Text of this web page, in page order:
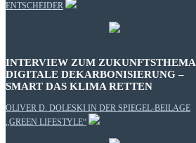
ENTSCHEIDER
INTERVIEW ZUM ZUKUNFTSTHEMA
DIGITALE DEKARBONISIERUNG –
SMART DAS KLIMA RETTEN
OLIVER D. DOLESKI IN DER SPIEGEL-BEILAGE
„GREEN LIFESTYLE“